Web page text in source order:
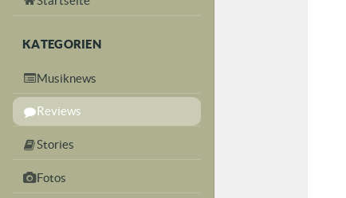
KATEGORIEN
Musiknews
Reviews
Stories
Fotos